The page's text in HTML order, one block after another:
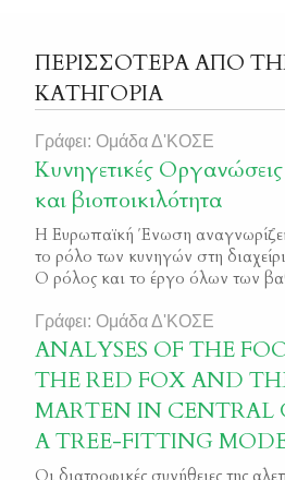
ΠΕΡΙΣΣΟΤΕΡΑ ΑΠΟ
ΚΑΤΗΓΟΡΙΑ
Γράφει: Ομάδα Δ'ΚΟΣΕ
Κυνηγετικές
και βιοποικιλότητα
Η Ευρωπαϊκή Ένωση
το ρόλο των κυνηγών στη
Ο ρόλος και το έργο όλων των
των κοινών µε την Ευρωπαϊκή
Προστασία και Ανάπτυξη του
στην Ευρώπη σύµφωνα µε τις […]
Γράφει: Ομάδα Δ'ΚΟΣΕ
ANALYSES OF THE
THE RED FOX AND
MARTEN IN CENTRAL
A TREE-FITTING